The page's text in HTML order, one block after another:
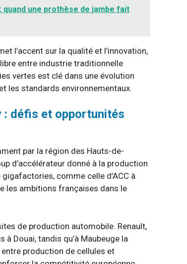
quand une prothèse de jambe fait
l’accent sur la qualité et l’innovation,
entre industrie traditionnelle
vertes est clé dans une évolution
les standards environnementaux.
: défis et opportunités
par la région des Hauts-de-
d’accélérateur donné à la production
comme celle d’ACC à
les ambitions françaises dans le
de production automobile. Renault,
Douai, tandis qu’à Maubeuge la
production de cellules et